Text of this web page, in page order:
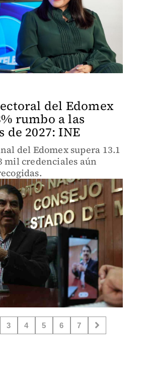
del Edomex
rumbo a las
de 2027: INE
del Edomex supera 13.1
mil credenciales aún
3 4 5 6 7